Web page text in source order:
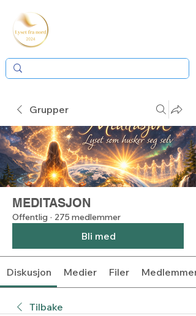
Grupper
MEDITASJON
Offentlig · 275 medlemmer
Bli med
Diskusjon Medier Filer Medlemmer
Tilbake